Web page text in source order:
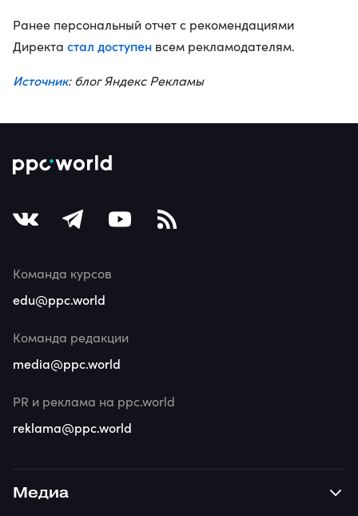
Ранее персональный отчет с рекомендациями
Директа стал доступен всем рекламодателям.
Источник: блог Яндекс Рекламы
Медиа
Команда курсов
edu@ppc.world
Команда редакции
media@ppc.world
PR и реклама на ppc.world
reklama@ppc.world